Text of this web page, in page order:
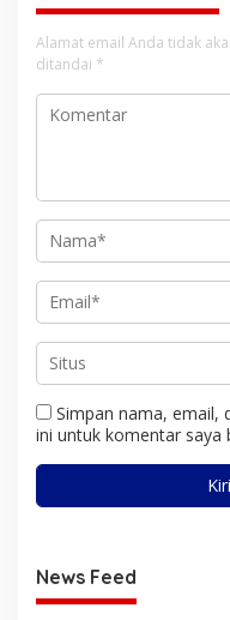
Alamat email Anda tidak
ditandai *
Simpan nama, email,
ini untuk komentar saya
News Feed